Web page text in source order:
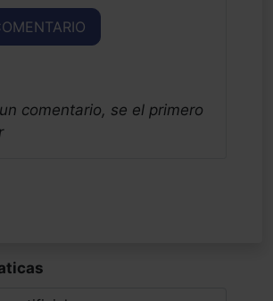
comentario, se el primero